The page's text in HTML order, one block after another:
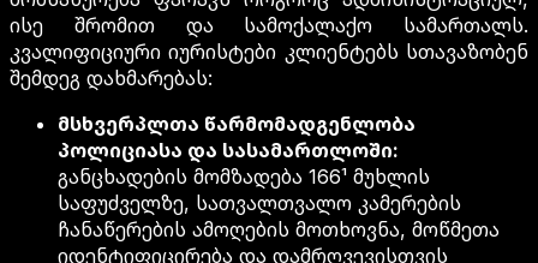
ისე შრომით და სამოქალაქო სამართალს.
კვალიფიციური იურისტები კლიენტებს სთავაზობენ
შემდეგ დახმარებას:
მსხვერპლთა წარმომადგენლობა
პოლიციასა და სასამართლოში:
განცხადების მომზადება 166¹ მუხლის
საფუძველზე, სათვალთვალო კამერების
ჩანაწერების ამოღების მოთხოვნა, მოწმეთა
იდენტიფიცირება და დამრღვევისთვის